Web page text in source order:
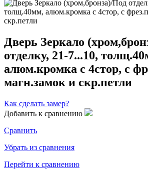
Дверь Зеркало
отделку, 21-7...10,
алюм.кромка с 4стор, с
магн.замок и скр.петли
Как сделать замер?
Добавить к сравнению
Сравнить
Убрать из сравнения
Перейти к сравнению